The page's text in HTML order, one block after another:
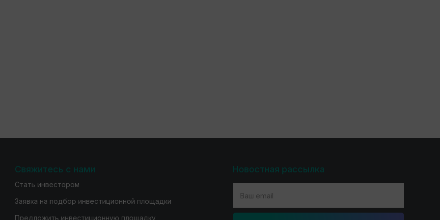
Свяжитесь с нами
Стать инвестором
Заявка на подбор инвестиционной площадки
Предложить инвестиционную площадку
Новостная рассылка